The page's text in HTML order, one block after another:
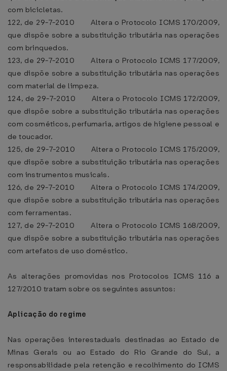
com bicicletas.
122, de 29-7-2010 Altera o Protocolo ICMS 170/2009,
que dispõe sobre a substituição tributária nas operações
com brinquedos.
123, de 29-7-2010 Altera o Protocolo ICMS 177/2009,
que dispõe sobre a substituição tributária nas operações
com material de limpeza.
124, de 29-7-2010 Altera o Protocolo ICMS 172/2009,
que dispõe sobre a substituição tributária nas operações
com cosméticos, perfumaria, artigos de higiene pessoal e
de toucador.
125, de 29-7-2010 Altera o Protocolo ICMS 175/2009,
que dispõe sobre a substituição tributária nas operações
com instrumentos musicais.
126, de 29-7-2010 Altera o Protocolo ICMS 174/2009,
que dispõe sobre a substituição tributária nas operações
com ferramentas.
127, de 29-7-2010 Altera o Protocolo ICMS 168/2009,
que dispõe sobre a substituição tributária nas operações
com artefatos de uso doméstico.
As alterações promovidas nos Protocolos ICMS 116 a
127/2010 tratam sobre os seguintes assuntos:
Aplicação do regime
Nas operações interestaduais destinadas ao Estado de
Minas Gerais ou ao Estado do Rio Grande do Sul, a
responsabilidade pela retenção e recolhimento do ICMS